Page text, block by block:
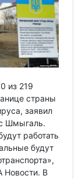
из 219
страны
заявил
Шмыгаль.
работать
будут
Новости. В